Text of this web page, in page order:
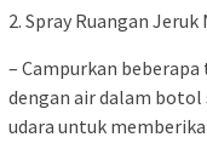
2. Spray Ruangan Jeruk
– Campurkan
dengan air dalam
udara untuk